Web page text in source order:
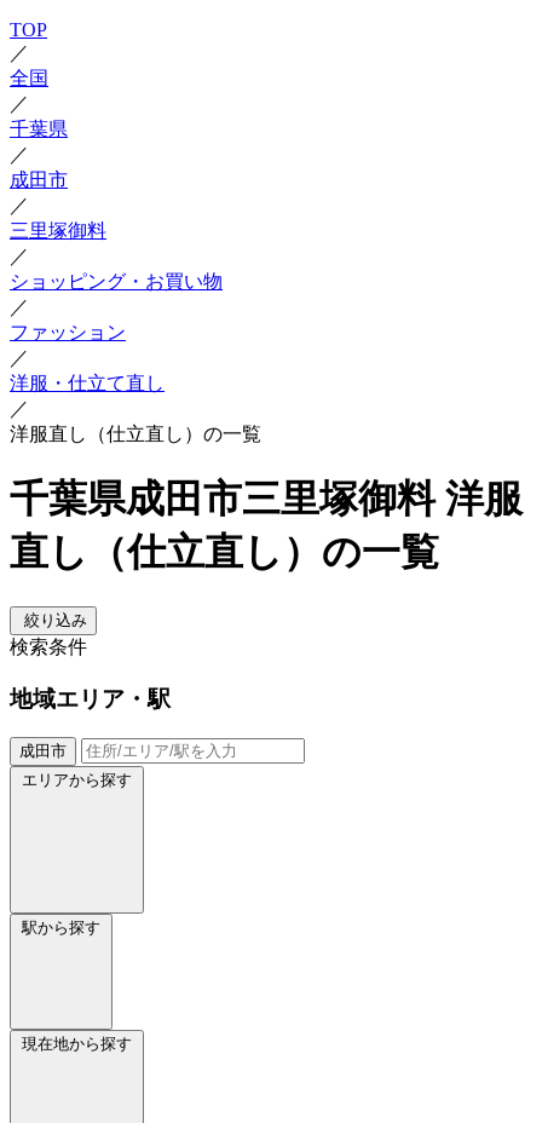
TOP
／
全国
／
千葉県
／
成田市
／
三里塚御料
／
ショッピング・お買い物
／
ファッション
／
洋服・仕立て直し
／
洋服直し（仕立直し）の一覧
千葉県成田市三里塚御料 洋服
直し（仕立直し）の一覧
絞り込み
検索条件
地域エリア・駅
成田市
エリアから探す
駅から探す
現在地から探す